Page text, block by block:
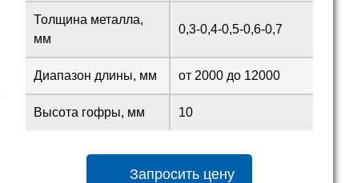
Толщина металла,
мм
0,3-0,4-0,5-0,6-0,7
Диапазон длины, мм от 2000 до 12000
Высота гофры, мм 10
Запросить цену